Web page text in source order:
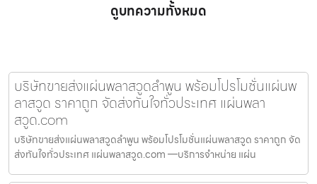
ดูบทความทั้งหมด
บริษัทขายส่งแผ่นพลาสวูดลำพูน พร้อมโปรโมชั่นแผ่นพ
ลาสวูด ราคาถูก จัดส่งทันใจทั่วประเทศ แผ่นพลา
สวูด.com
บริษัทขายส่งแผ่นพลาสวูดลำพูน พร้อมโปรโมชั่นแผ่นพลาสวูด ราคาถูก จัด
ส่งทันใจทั่วประเทศ แผ่นพลาสวูด.com —บริการจำหน่าย แผ่น